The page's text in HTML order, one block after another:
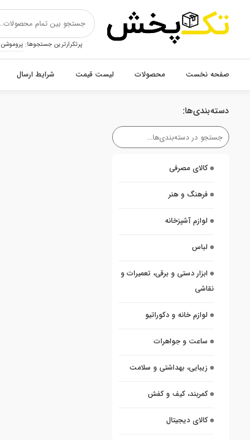
پرتکرارترین جستجوها: پروموشن
صفحه نخست محصولات لیست قیمت شرایط ارسال
دسته‌بندی‌ها:
کالای مصرفی
فرهنگ و هنر
لوازم آشپزخانه
لباس
ابزار دستی و برقی، تعمیرات و
نقاشی
لوازم خانه و دکوراتیو
ساعت و جواهرات
زیبایی، بهداشتی و سلامت
کمربند، کیف و کفش
کالای دیجیتال